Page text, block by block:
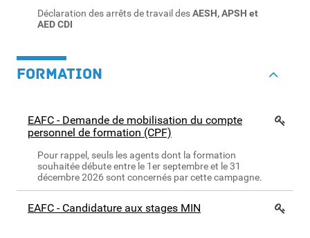
Second degré
Mon portail RH
Déclaration des arrêts de travail desAESH, APSH et
AED CDI
FORMATION
EAFC - Demande de mobilisation du compte
personnel de formation (CPF)
Pour rappel, seuls les agents dont la formation
souhaitée débute entre le 1er septembre et le 31
décembre 2026 sont concernés par cette campagne.
EAFC - Candidature aux stages MIN